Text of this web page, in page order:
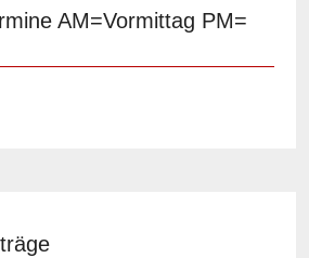
AM=Vormittag PM=